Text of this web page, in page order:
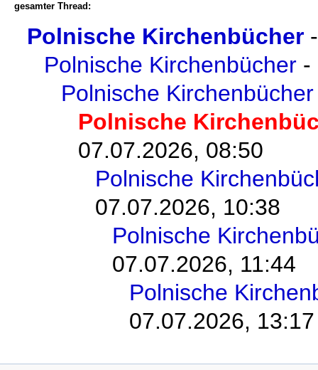
gesamter Thread:
Polnische Kirchenbücher
Polnische Kirchenbücher -
Polnische Kirchenbücher
Polnische
07.07.2026, 08:50
Polnische
07.07.2026, 10:38
Polnische
07.07.2026, 11:44
Polnische
07.07.2026, 13:17